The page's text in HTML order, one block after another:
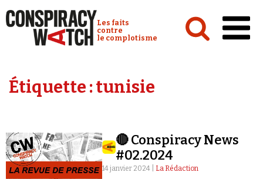
Conspiracy Watch :
Les faits
contre
le complotisme
Analyses
Vidéos
Émissions
Étiquette :tunisie
🔴 Conspiracy News
#02.2024
14 janvier 2024 | La Rédaction